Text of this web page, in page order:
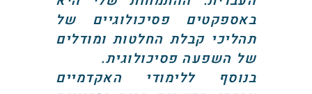
באספקטים פסיכולוגיים של
תהליכי קבלת החלטות ומודלים
של השפעה פסיכולוגית.
בנוסף ללימודי האקדמיים